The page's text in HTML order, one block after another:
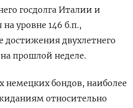
госдолга Италии и
уровне 146 б.п.,
достижения двухлетнего
прошлой неделе.
немецких бондов, наиболее
относительно